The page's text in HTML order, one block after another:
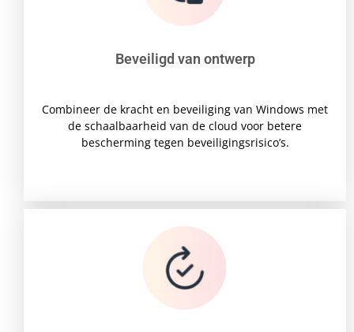
Beveiligd van ontwerp
Combineer de kracht en beveiliging van Windows met
de schaalbaarheid van de cloud voor betere
bescherming tegen beveiligingsrisico’s.